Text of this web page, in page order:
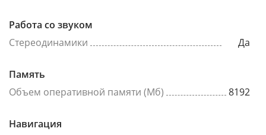
Работа со звуком
Стереодинамики
Да
Память
Объем оперативной памяти (Мб)
8192
Навигация